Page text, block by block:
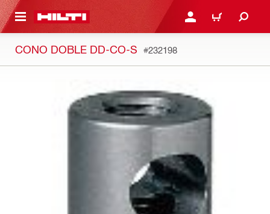
PRINCIPAL INICIE SESIÓN O
CARRITO
CONO DOBLE DD-CO-S #232198